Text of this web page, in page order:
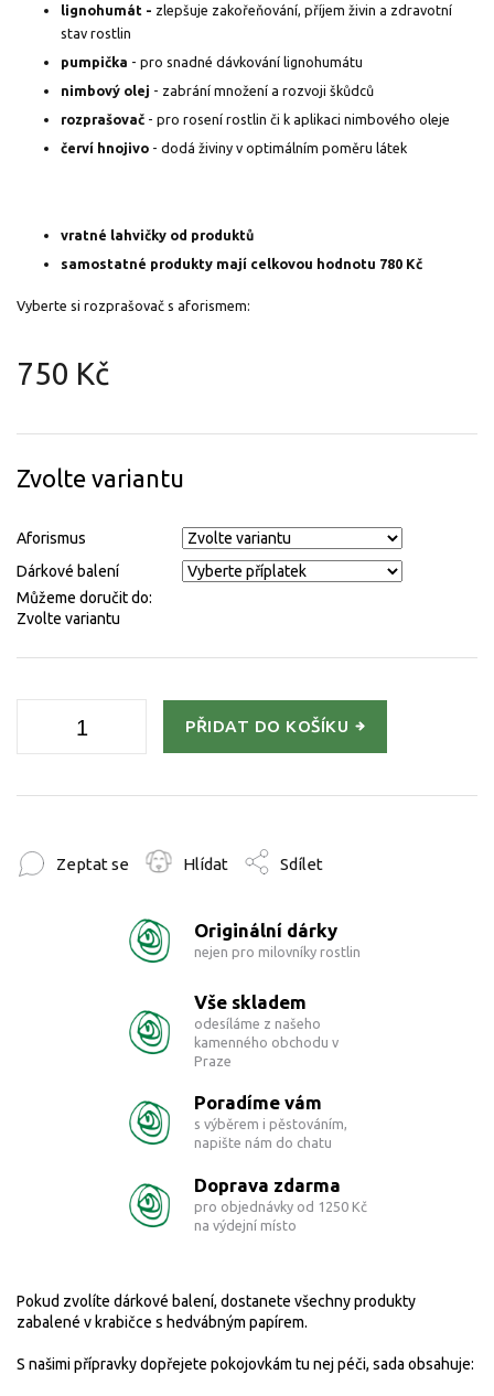
750 Kč
cena:
Zvolte variantu
Aforismus
Dárkové balení
Můžeme doručit do:
Zvolte variantu
PŘIDAT DO KOŠÍKU
lignohumát - zlepšuje zakořeňování, příjem živin a zdravotní
stav rostlin
pumpička - pro snadné dávkování lignohumátu
nimbový olej - zabrání množení a rozvoji škůdců
rozprašovač - pro rosení rostlin či k aplikaci nimbového oleje
červí hnojivo - dodá živiny v optimálním poměru látek
vratné lahvičky od produktů
samostatné produkty mají celkovou hodnotu 780 Kč
Vyberte si rozprašovač s aforismem:
Zeptat se Hlídat Sdílet
Originální dárky
nejen pro milovníky rostlin
Vše skladem
odesíláme z našeho
kamenného obchodu v
Praze
Poradíme vám
s výběrem i pěstováním,
napište nám do chatu
Doprava zdarma
pro objednávky od 1250 Kč
na výdejní místo
Pokud zvolíte dárkové balení, dostanete všechny produkty
zabalené v krabičce s hedvábným papírem.
S našimi přípravky dopřejete pokojovkám tu nej péči, sada obsahuje: